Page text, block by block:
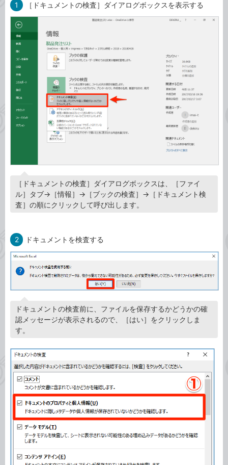
1 ［ドキュメントの検査］ダイアログボックスを表示する
［ドキュメントの検査］ダイアログボックスは、［ファイ
ル］タブ→［情報］→［ブックの検査］→［ドキュメント検
査］の順にクリックして呼び出します。
2 ドキュメントを検査する
ドキュメントの検査前に、ファイルを保存するかどうかの確
認メッセージが表示されるので、［はい］をクリックしま
す。